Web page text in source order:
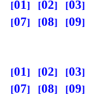
01 02 03
07
08 09
01 02 03
07
08 09